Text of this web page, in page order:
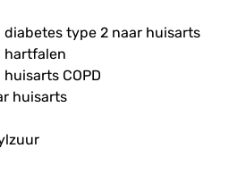
type 2 naar huisarts
hartfalen
COPD
huisarts